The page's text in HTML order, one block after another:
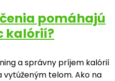
pomáhajú
kalórií?
a správny príjem kalórií
telom. Ako na